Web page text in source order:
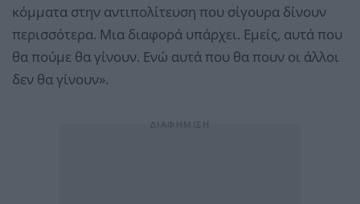
κόμματα στην αντιπολίτευση που σίγουρα δίνουν
περισσότερα. Μια διαφορά υπάρχει. Εμείς, αυτά που
θα πούμε θα γίνουν. Ενώ αυτά που θα πουν οι άλλοι
δεν θα γίνουν».